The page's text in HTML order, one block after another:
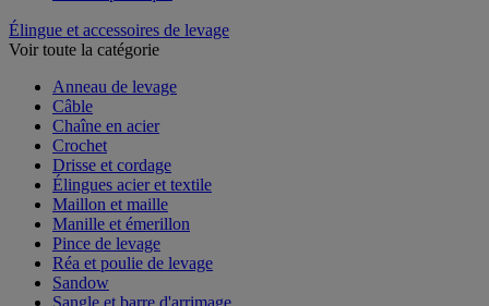
Élingue et accessoires de levage
Voir toute la catégorie
Anneau de levage
Câble
Chaîne en acier
Crochet
Drisse et cordage
Élingues acier et textile
Maillon et maille
Manille et émerillon
Pince de levage
Réa et poulie de levage
Sandow
Sangle et barre d'arrimage